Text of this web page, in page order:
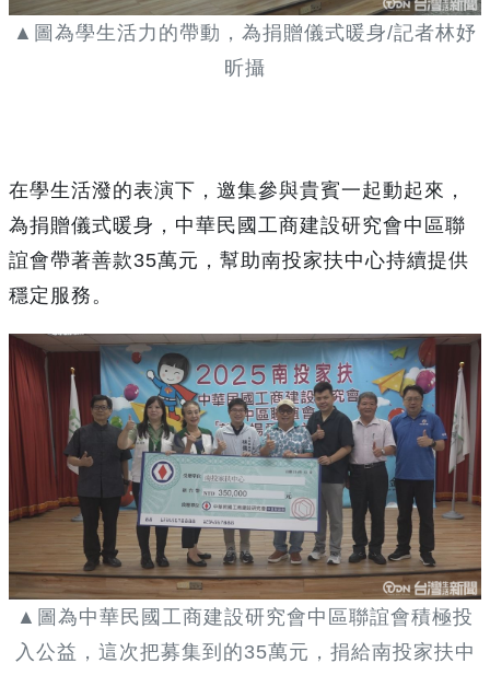
▲圖為學生活力的帶動，為捐贈儀式暖身/記者林妤
昕攝
在學生活潑的表演下，邀集參與貴賓一起動起來，
為捐贈儀式暖身，中華民國工商建設研究會中區聯
誼會帶著善款35萬元，幫助南投家扶中心持續提供
穩定服務。
▲圖為中華民國工商建設研究會中區聯誼會積極投
入公益，這次把募集到的35萬元，捐給南投家扶中